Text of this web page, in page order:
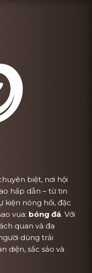
biệt, nơi hội
hấp dẫn – từ tin
kiện nóng hổi, đặc
vua: bóng đá. Với
quan và đa
dùng trải
diện, sắc sảo và